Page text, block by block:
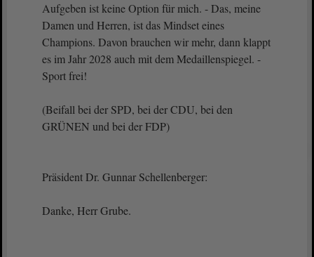
Aufgeben ist keine Option für mich. - Das, meine
Damen und Herren, ist das Mindset eines
Champions. Davon brauchen wir mehr, dann klappt
es im Jahr 2028 auch mit dem Medaillenspiegel. -
Sport frei!
(Beifall bei der SPD, bei der CDU, bei den
GRÜNEN und bei der FDP)
Präsident Dr. Gunnar Schellenberger:
Danke, Herr Grube.